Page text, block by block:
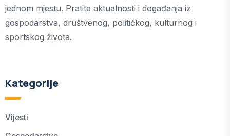
jednom mjestu. Pratite aktualnosti i događanja iz
gospodarstva, društvenog, političkog, kulturnog i
sportskog života.
Kategorije
Vijesti